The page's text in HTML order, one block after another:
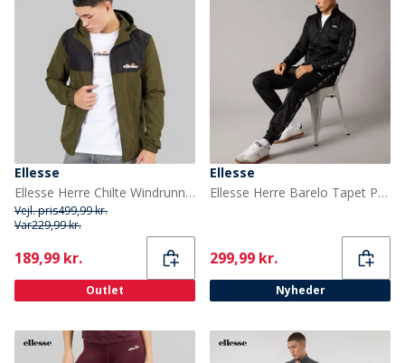
Ellesse
Ellesse Herre Chilte Windrunner Jakke Khaki
Vejl. pris499,99 kr.
Var229,99 kr.
Current
189,99 kr.
Outlet
Ellesse
Ellesse Herre Barelo Tapet Polyester Træningsdragt Sort
Current
299,99 kr.
Nyheder